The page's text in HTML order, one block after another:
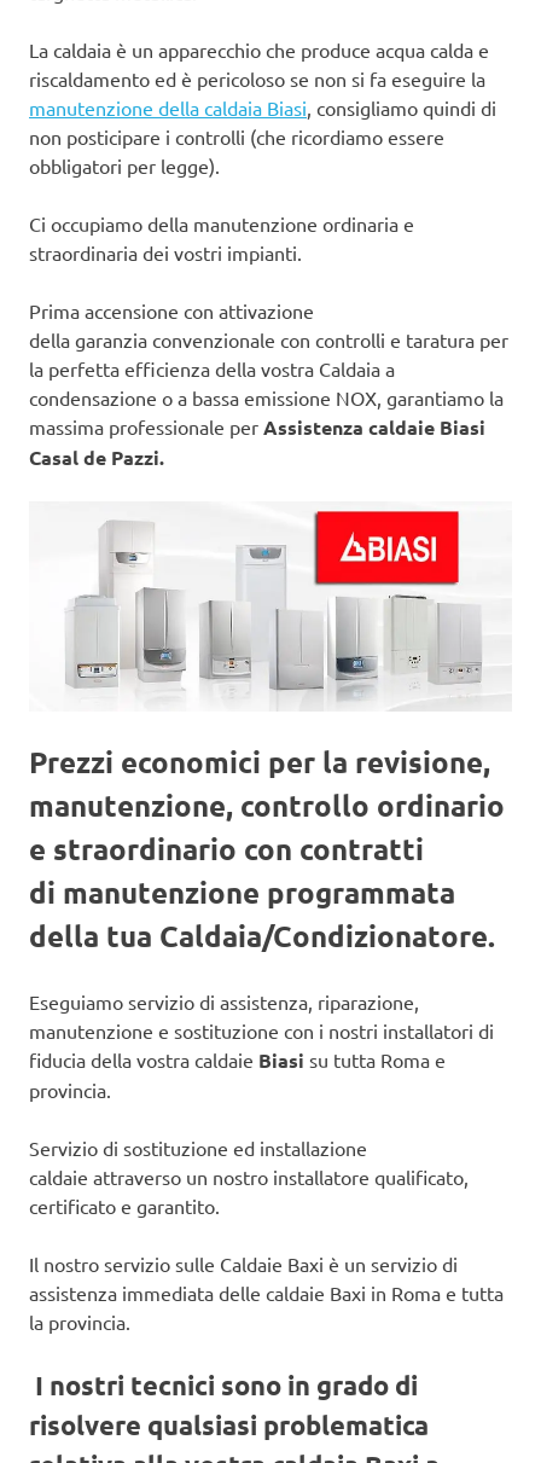
La caldaia è un apparecchio che produce acqua calda e
riscaldamento ed è pericoloso se non si fa eseguire la
manutenzione della caldaia Biasi , consigliamo quindi di
non posticipare i controlli (che ricordiamo essere
obbligatori per legge).
Ci occupiamo della manutenzione ordinaria e
straordinaria dei vostri impianti.
Prima accensione con attivazione
della garanzia convenzionale con controlli e taratura per
la perfetta efficienza della vostra Caldaia a
condensazione o a bassa emissione NOX, garantiamo la
massima professionale per Assistenza caldaie Biasi
Casal de Pazzi.
Prezzi economici per la revisione,
manutenzione, controllo ordinario
e straordinario con contratti
di manutenzione programmata
della tua Caldaia/Condizionatore.
Eseguiamo servizio di assistenza, riparazione,
manutenzione e sostituzione con i nostri installatori di
fiducia della vostra caldaie Biasi su tutta Roma e
provincia.
Servizio di sostituzione ed installazione
caldaie attraverso un nostro installatore qualificato,
certificato e garantito.
Il nostro servizio sulle Caldaie Baxi è un servizio di
assistenza immediata delle caldaie Baxi in Roma e tutta
la provincia.
I nostri tecnici sono in grado di
risolvere qualsiasi problematica